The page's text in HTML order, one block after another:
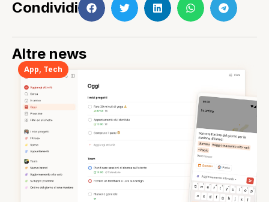
Condividi
Altre news
App Tech